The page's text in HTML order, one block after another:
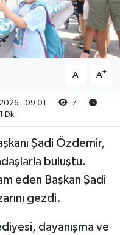
A- A+
- 09:01
7
Dk
Şadi Özdemir,
buluştu.
eden Başkan Şadi
gezdi.
dayanışma ve